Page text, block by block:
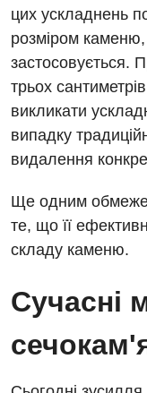
Відео
Магнітно-
Мамографія
Нейросонографія
Рентгенографія
УЗД
Для дорослих
Акушерство і
Андрологія
Безоплатні
Гінекологічне
Денний стаціонар
Діагностичне
Ендоскопічне
Онкологічне
Офтальмологічне
Травматологічне
Урологічне
Хірургічне
Декларування
Українська
Російська
цих ускладнень
розміром
застосовується.
трьох
викликати
випадку
видалення
Ще одним
те, що її
складу каменю.
Сучасні